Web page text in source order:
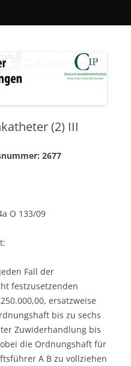
(2) III
2677
O 133/09
Fall der
festzusetzenden
ersatzweise
bis zu sechs
Zuwiderhandlung bis
die Ordnungshaft für
A B zu vollziehen